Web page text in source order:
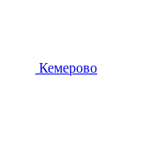
Кемерово